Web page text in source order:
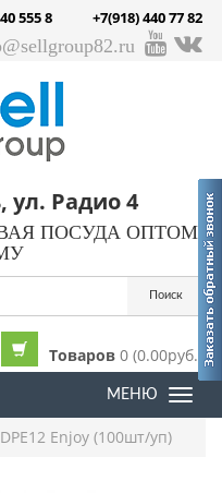
555 8 +7(918) 440 77 82
ул. Радио 4
ПОСУДА ОПТОМ
Поиск
Товаров 0 (0.00руб.)
МЕНЮ
Enjoy (100шт/уп)